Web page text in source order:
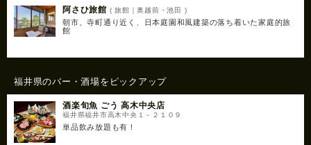
阿さひ旅館 ( 旅館｜奥越前・池田 )
朝市、寺町通り近く、日本庭園和風建築の落ち着いた家庭的旅
館
福井県のバー・酒場をピックアップ
酒楽旬魚 ごう 高木中央店
福井県福井市高木中央１－２１０９
単品飲み放題も有！